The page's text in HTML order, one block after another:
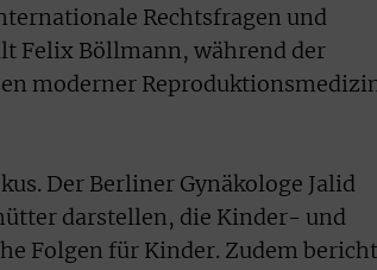
Rechtsfragen und
Felix Böllmann, während der
moderner
Der Berliner Gynäkologe Jalid
darstellen, die Kinder- und
Folgen für Kinder. Zudem